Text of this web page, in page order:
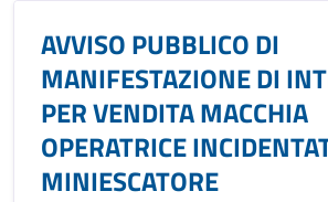
AVVISO PUBBLICO DI
MANIFESTAZIONE DI
PER VENDITA MACCHIA
OPERATRICE
MINIESCATORE